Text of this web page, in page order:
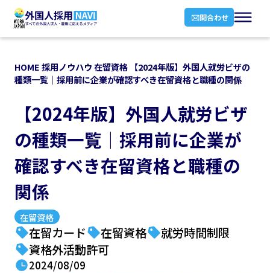
問合わせ
HOME採用ノウハウ在留資格 【2024年版】外国人就労ビザの
種類一覧｜採用前に企業が確認すべき在留資格と職種の関係
【2024年版】外国人就労ビザ
の種類一覧｜採用前に企業が
確認すべき在留資格と職種の
関係
在留資格
在留カード 在留資格
就労時間制限
資格外活動許可
2024/08/09